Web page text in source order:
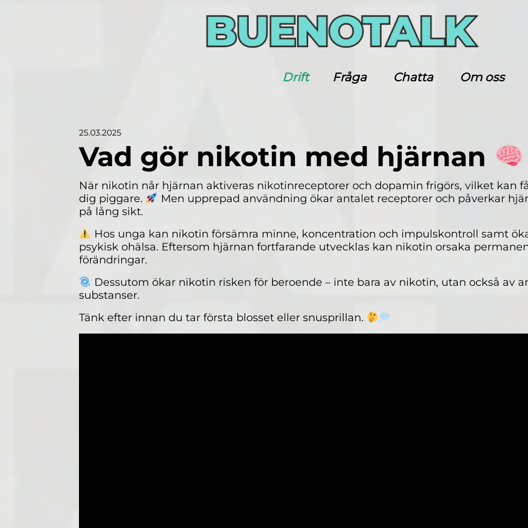
Drift Fråga Chatta Om oss
25.03.2025
Vad gör nikotin med hjärnan
När nikotin når hjärnan aktiveras nikotinreceptorer och dopamin frigörs, vilket kan
dig piggare.
Men upprepad användning ökar antalet receptorer och påverkar
på lång sikt.
Hos unga kan nikotin försämra minne, koncentration och impulskontroll samt
psykisk ohälsa. Eftersom hjärnan fortfarande utvecklas kan nikotin orsaka
förändringar.
Dessutom ökar nikotin risken för beroende – inte bara av nikotin, utan också av
substanser.
Tänk efter innan du tar första blosset eller snusprillan.